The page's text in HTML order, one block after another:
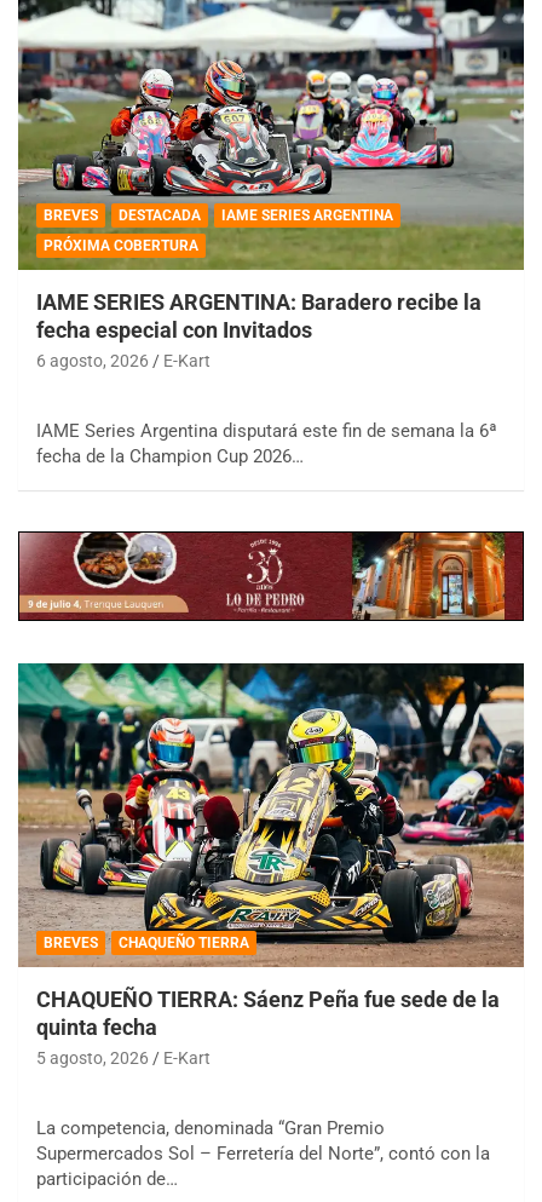
BREVES DESTACADA
IAME SERIES ARGENTINA
PRÓXIMA COBERTURA
IAME SERIES ARGENTINA: Baradero recibe la
fecha especial con Invitados
6 agosto, 2026 E-Kart
IAME Series Argentina disputará este fin de semana la 6ª
fecha de la Champion Cup 2026…
BREVES CHAQUEÑO TIERRA
CHAQUEÑO TIERRA: Sáenz Peña fue sede de la
quinta fecha
5 agosto, 2026 E-Kart
La competencia, denominada “Gran Premio
Supermercados Sol – Ferretería del Norte”, contó con la
participación de…